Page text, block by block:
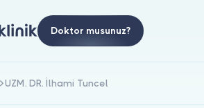
Doktor musunuz?
UZM. DR. İlhami Tuncel